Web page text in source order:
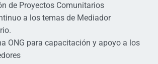
de Proyectos Comunitarios
a los temas de Mediador
ONG para capacitación y apoyo a los